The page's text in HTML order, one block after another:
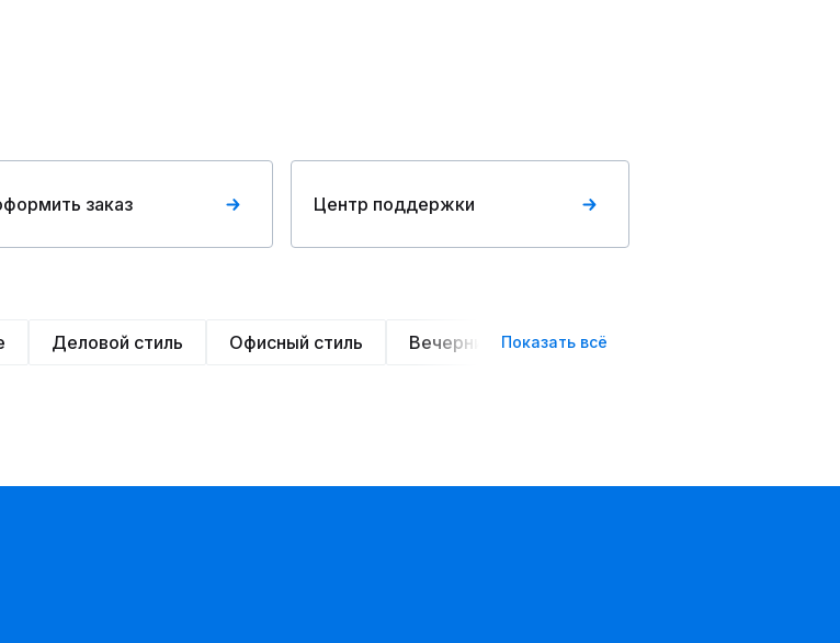
заказ Центр поддержки
Деловой стиль Офисный стиль Вечерние Классические
Показать всё